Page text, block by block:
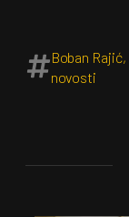
Boban Rajić,
novosti